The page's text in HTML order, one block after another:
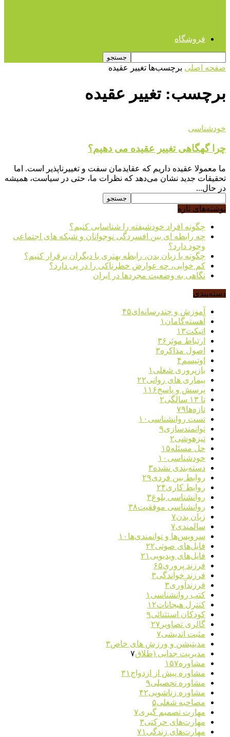
فروشگاه
صفحه اصلی برچسب‌ها تغییر عقیده
برچسب: تغییر عقیده
خودشناسی
چرا گهگاهی تغییر عقیده می دهیم؟
ما معمولا عقیده داریم که عقایدمان سفت و تغییرناپذیر است. اما
تحقیقات جدید نشان می‌دهد که نظرات ما، حتی در سیاست، همیشه
در حال...
نوشته‌های تازه
چگونه افراد خودشیفته را شناسایی کنیم؟
چه رابطه ای بین افسردگی نوجوانان و شبکه های اجتماعی
وجود دارد؟
چگونه با زبان بدن، رابطه بهتری با دیگران برقرار کنیم؟
کم خوابی، چه عوارض خطرناکی را در پی دارد؟
نگاهی به وضعیت مجردها در ایران
دسته‌بندی
آموزش و چندرسانه‌ای۴۵
آهسته‌گامان ۱
اتیکت۱۳
ارتباط موثر ۳۶
اصول مذاکره۳
اوتیسم۴
بازپروری شغلی ۱
بیماری های روانی۲۲
پرسش و پاسخ۱۱۶
تا ۱۳ سالگی
۲
تازه‌ها۷۹
تست روانشناسی ۱۰
توانمندسازی۹
تیزهوشی۲
حل مسئله۱۵
خودشناسی ۱۰
دسته‌بندی نشده۳
روابط بین فردی۲۹
روابط کاری۲۴
روانشناسی بلوغ۳
روانشناسی موفقیت۳۸
زبان بدن۷
سالمندی۷
سرویس‌ها و توانمندی‌ها ۱۰
فایل‌های صوتی۲۲
فایل‌های ویدیویی ۲۱
فرزند پروری۶۵
فرزند خواندگی۳
فرزندآوری۳
کتب روانشناسی ۱
کنترل هیجانات۱۲
کودکان استثنائی۹
گالری تصاویر ۲۷
مثبت اندیشی۷
مدیتیشن و ورزش های خاص۳
مدیریت جدایی (طلاق۷
مشاوره۱۵۷
مشاوره پیش از ازدواج ۳۱
مشاوره تحصیلی۹
مشاوره زناشویی۴۲
مصاحبه شغلی۵
مهارت تصمیم گیری۷
مهارت‌های حرکتی۳
مهارت‌های زندگی ۷۱